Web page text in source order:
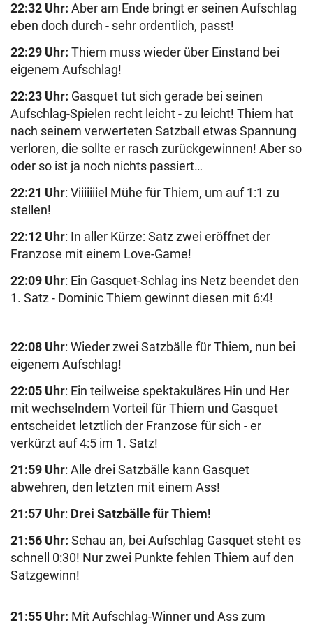
22:32 Uhr: Aber am Ende bringt er seinen Aufschlag
eben doch durch - sehr ordentlich, passt!
22:29 Uhr: Thiem muss wieder über Einstand bei
eigenem Aufschlag!
22:23 Uhr: Gasquet tut sich gerade bei seinen
Aufschlag-Spielen recht leicht - zu leicht! Thiem hat
nach seinem verwerteten Satzball etwas Spannung
verloren, die sollte er rasch zurückgewinnen! Aber so
oder so ist ja noch nichts passiert…
22:21 Uhr: Viiiiiiiel Mühe für Thiem, um auf 1:1 zu
stellen!
22:12 Uhr: In aller Kürze: Satz zwei eröffnet der
Franzose mit einem Love-Game!
22:09 Uhr: Ein Gasquet-Schlag ins Netz beendet den
1. Satz - Dominic Thiem gewinnt diesen mit 6:4!
22:08 Uhr: Wieder zwei Satzbälle für Thiem, nun bei
eigenem Aufschlag!
22:05 Uhr: Ein teilweise spektakuläres Hin und Her
mit wechselndem Vorteil für Thiem und Gasquet
entscheidet letztlich der Franzose für sich - er
verkürzt auf 4:5 im 1. Satz!
21:59 Uhr: Alle drei Satzbälle kann Gasquet
abwehren, den letzten mit einem Ass!
21:57 Uhr: Drei Satzbälle für Thiem!
21:56 Uhr: Schau an, bei Aufschlag Gasquet steht es
schnell 0:30! Nur zwei Punkte fehlen Thiem auf den
Satzgewinn!
21:55 Uhr: Mit Aufschlag-Winner und Ass zum